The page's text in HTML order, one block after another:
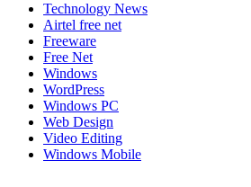
Technology News
Airtel free net
Freeware
Free Net
Windows
WordPress
Windows PC
Web Design
Video Editing
Windows Mobile